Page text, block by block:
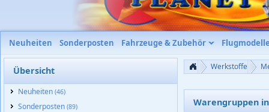
Neuheiten Sonderposten Fahrzeuge & Zubehör
Übersicht
Neuheiten (46)
Sonderposten (89)
Werkstoffe
Warengruppen